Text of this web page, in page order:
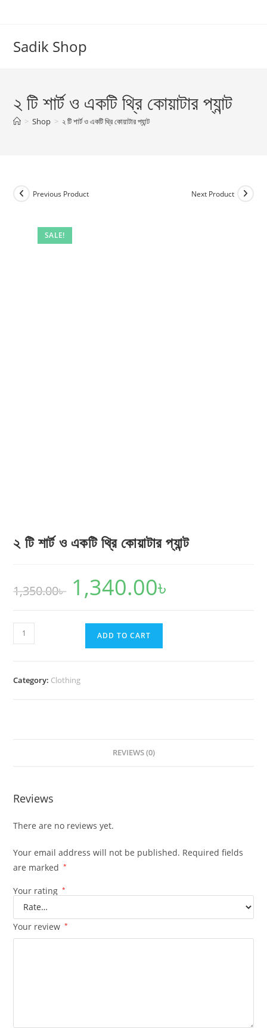
Sadik Shop
২ টি শার্ট ও একটি থ্রি কোয়াটার প্যান্ট
> Shop > ২ টি শার্ট ও একটি থ্রি কোয়াটার প্যান্ট
SALE!
Previous Product Next Product
২ টি শার্ট ও একটি থ্রি কোয়াটার প্যান্ট
1,350.00৳
Original
was:
1,340.00৳
টি
ADD TO CART
Category: Clothing
REVIEWS (0)
Reviews
There are no reviews yet.
Your email address will not be published. Required fields
are marked
*
Your rating *
Your review *